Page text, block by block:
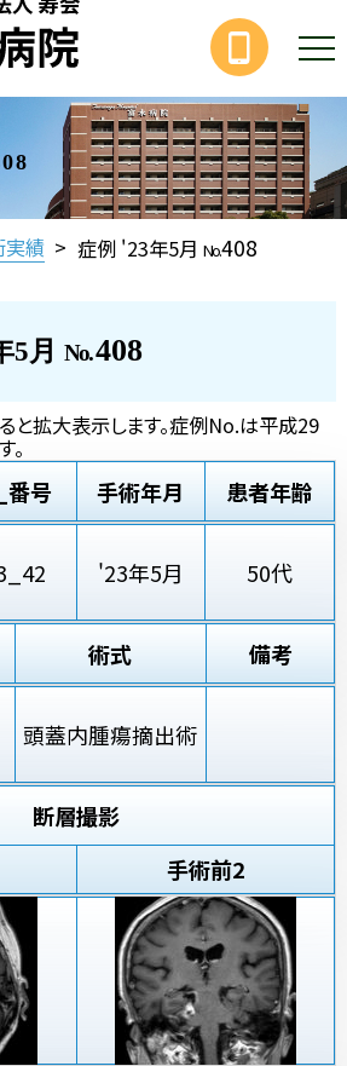
実績 > 症例 '23年5月 No.408
5月 No.408
と拡大表示します。症例No.は平成29
番号 手術年月 患者年齢
'23年5月 50代
術式 備考
頭蓋内腫瘍摘出術
断層撮影
手術前2